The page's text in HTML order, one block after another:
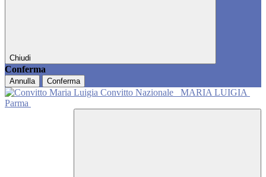
Chiudi
Conferma
Annulla Conferma
Convitto Nazionale
MARIA LUIGIA
Parma